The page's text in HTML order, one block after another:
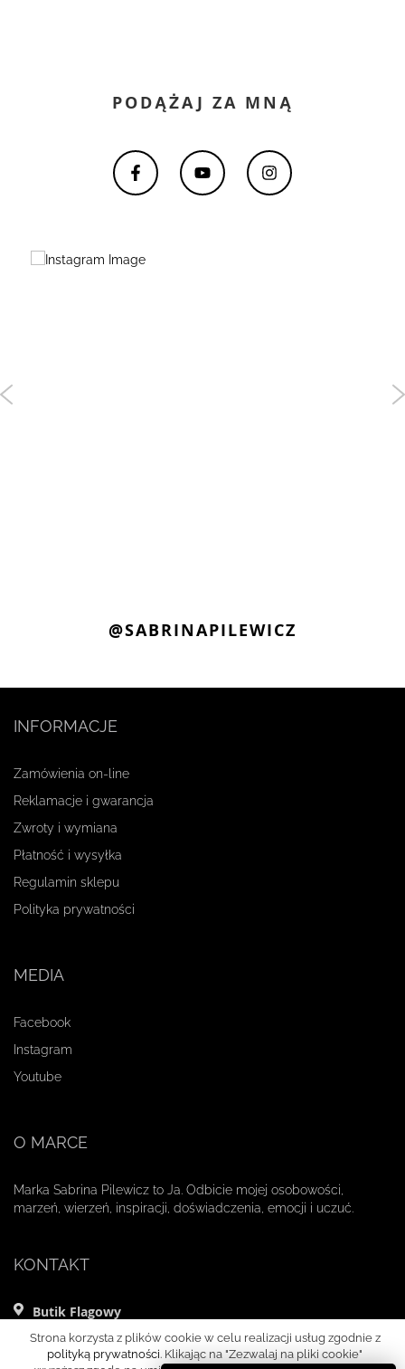
PODĄŻAJ ZA MNĄ
@SABRINAPILEWICZ
INFORMACJE
Zamówienia on-line
Reklamacje i gwarancja
Zwroty i wymiana
Płatność i wysyłka
Regulamin sklepu
Polityka prywatności
MEDIA
Facebook
Instagram
Youtube
O MARCE
Marka Sabrina Pilewicz to Ja. Odbicie mojej osobowości,
marzeń, wierzeń, inspiracji, doświadczenia, emocji i uczuć.
KONTAKT
Butik Flagowy
ul. Mikołaja Kopernika 11 lok. 1
00-359 Warszawa
Strona korzysta z plików cookie w celu realizacji usług zgodnie z
polityką prywatności. Klikając na "Zezwalaj na pliki cookie"